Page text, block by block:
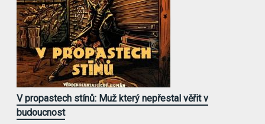
V propastech stínů: Muž který nepřestal věřit v
budoucnost